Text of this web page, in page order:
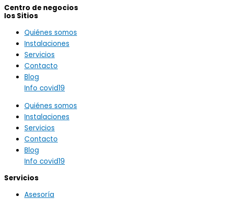
Centro de negocios
los Sitios
Quiénes somos
Instalaciones
Servicios
Contacto
Blog
Info covid19
Quiénes somos
Instalaciones
Servicios
Contacto
Blog
Info covid19
Servicios
Asesoría